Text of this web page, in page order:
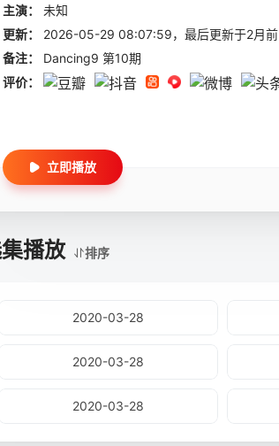
主演：
未知
更新：
2026-05-29 08:07:59，最后更新于2月前
备注：
Dancing9 第10期
评价：
立即播放
播放 排序
2020-03-28
2020-03-28
2020-03-28